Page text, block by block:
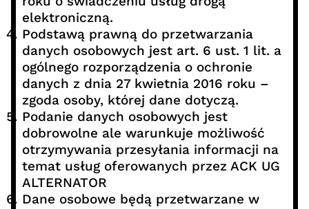
elektroniczną.
Podstawą prawną do przetwarzania
danych osobowych jest art. 6 ust. 1 lit. a
ogólnego rozporządzenia o ochronie
danych z dnia 27 kwietnia 2016 roku –
zgoda osoby, której dane dotyczą.
Podanie danych osobowych jest
dobrowolne ale warunkuje możliwość
otrzymywania przesyłania informacji na
temat usług oferowanych przez ACK UG
ALTERNATOR
Dane osobowe będą przetwarzane w